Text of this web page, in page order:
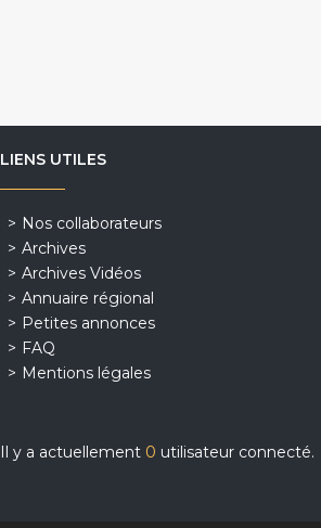
LIENS UTILES
Nos collaborateurs
Archives
Archives Vidéos
Annuaire régional
Petites annonces
FAQ
Mentions légales
Il y a actuellement 0 utilisateur connecté.